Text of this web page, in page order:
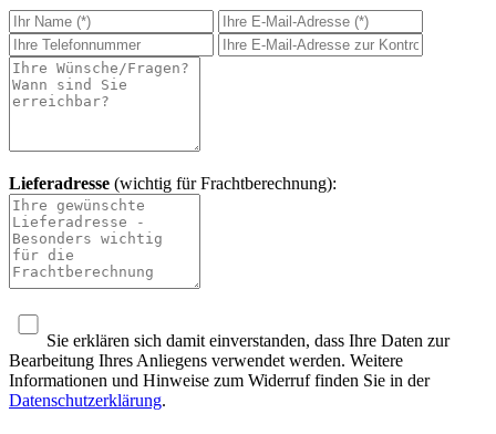
Lieferadresse (wichtig für Frachtberechnung):
Sie erklären sich damit einverstanden, dass Ihre Daten zur
Bearbeitung Ihres Anliegens verwendet werden. Weitere
Informationen und Hinweise zum Widerruf finden Sie in der
Datenschutzerklärung.